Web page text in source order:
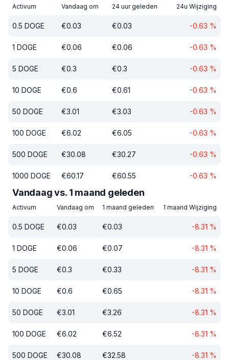
Activum Vandaag om 24 uur geleden 24u Wijziging
0.5 DOGE €0.03 €0.03 -0.63 %
1 DOGE €0.06 €0.06 -0.63 %
5 DOGE €0.3 €0.3 -0.63 %
10 DOGE €0.6 €0.61 -0.63 %
50 DOGE €3.01 €3.03 -0.63 %
100 DOGE €6.02 €6.05 -0.63 %
500 DOGE €30.08 €30.27 -0.63 %
1000 DOGE €60.17 €60.55 -0.63 %
Vandaag vs. 1 maand geleden
Activum Vandaag om 1 maand geleden 1 maand Wijziging
0.5 DOGE €0.03 €0.03 -8.31 %
1 DOGE €0.06 €0.07 -8.31 %
5 DOGE €0.3 €0.33 -8.31 %
10 DOGE €0.6 €0.65 -8.31 %
50 DOGE €3.01 €3.26 -8.31 %
100 DOGE €6.02 €6.52 -8.31 %
500 DOGE €30.08 €32.58 -8.31 %